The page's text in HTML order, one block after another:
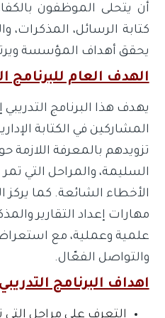
أن يتحلى الموظفون
كتابة الرسائل، المذكرات،
يحقق أهداف المؤسسة
الهدف العام للبرنامج
يهدف هذا البرنامج
المشاركين في الكتابة
تزويدهم بالمعرفة اللازمة
السليمة، والمراحل التي
الأخطاء الشائعة. كما يركز
مهارات إعداد التقارير
علمية وعملية، مع
والتواصل الفعّال.
اهداف البرنامج
التعرف على مراحل التي